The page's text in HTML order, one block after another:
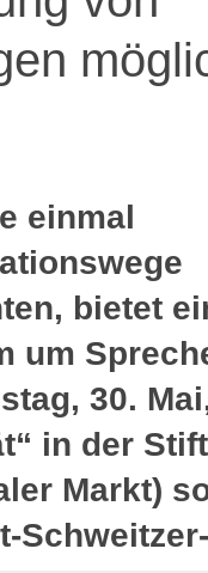
einmal
bietet
um
30.
in der
Markt)